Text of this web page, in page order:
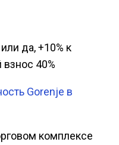
да, +10% к
40%
Gorenje в
комплексе